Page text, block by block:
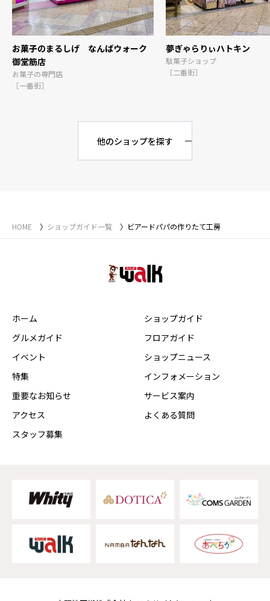
お菓子のまるしげ なんばウォーク
御堂筋店
お菓子の専門店
［一番街］
夢ぎゃらりぃハトキン
駄菓子ショップ
［二番街］
他のショップを探す
HOME ショップガイド一覧 ビアードパパの作りたて工房
ホーム
グルメガイド
イベント
特集
重要なお知らせ
アクセス
スタッフ募集
ショップガイド
フロアガイド
ショップニュース
インフォメーション
サービス案内
よくある質問